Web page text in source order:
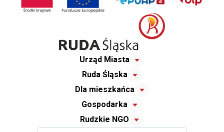
Urząd Miasta
Ruda Śląska
Dla mieszkańca
Gospodarka
Rudzkie NGO